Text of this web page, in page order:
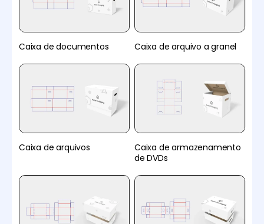
Caixa de documentos Caixa de arquivo a granel
Caixa de arquivos
Caixa de armazenamento
de DVDs